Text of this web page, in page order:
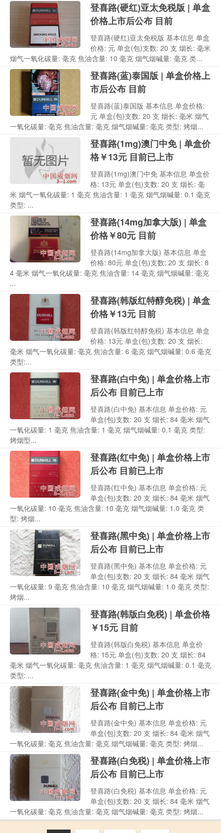
登喜路(硬红)亚太免税版 | 单盒
价格上市后公布 目前
登喜路(硬红)亚太免税版 基本信息 单盒
价格: 元 单盒(包)支数: 20 支 烟长: 毫米
烟气一氧化碳量: 毫克 焦油含量: 10 毫克 烟气烟碱量: 毫克 类...
登喜路(蓝)泰国版 | 单盒价格上
市后公布 目前
登喜路(蓝)泰国版 基本信息 单盒价格:
元 单盒(包)支数: 20 支 烟长: 毫米 烟气
一氧化碳量: 毫克 焦油含量: 毫克 烟气烟碱量: 毫克 类型: 烤烟...
登喜路(1mg)澳门中免 | 单盒价
格￥13元 目前已上市
登喜路(1mg)澳门中免 基本信息 单盒价
格: 13元 单盒(包)支数: 20 支 烟长: 毫
米 烟气一氧化碳量: 1 毫克 焦油含量: 1 毫克 烟气烟碱量: 0.1 毫克
类型: ...
登喜路(14mg加拿大版) | 单盒
价格￥80元 目前
登喜路(14mg加拿大版) 基本信息 单盒
价格: 80元 单盒(包)支数: 20 支 烟长: 8
4 毫米 烟气一氧化碳量: 毫克 焦油含量: 14 毫克 烟气烟碱量: 毫克
...
登喜路(韩版红特醇免税) | 单盒
价格￥13元 目前
登喜路(韩版红特醇免税) 基本信息 单盒
价格: 13元 单盒(包)支数: 20 支 烟长:
毫米 烟气一氧化碳量: 毫克 焦油含量: 6 毫克 烟气烟碱量: 0.6 毫克
类型:...
登喜路(白中免) | 单盒价格上市
后公布 目前已上市
登喜路(白中免) 基本信息 单盒价格: 元
单盒(包)支数: 20 支 烟长: 84 毫米 烟气
一氧化碳量: 1 毫克 焦油含量: 1 毫克 烟气烟碱量: 0.1 毫克 类型:
烤烟型...
登喜路(红中免) | 单盒价格上市
后公布 目前已上市
登喜路(红中免) 基本信息 单盒价格: 元
单盒(包)支数: 20 支 烟长: 84 毫米 烟气
一氧化碳量: 10 毫克 焦油含量: 10 毫克 烟气烟碱量: 1.0 毫克 类
型: 烤烟...
登喜路(黑中免) | 单盒价格上市
后公布 目前已上市
登喜路(黑中免) 基本信息 单盒价格: 元
单盒(包)支数: 20 支 烟长: 84 毫米 烟气
一氧化碳量: 9 毫克 焦油含量: 10 毫克 烟气烟碱量: 1.0 毫克 类型:
烤烟...
登喜路(韩版白免税) | 单盒价格
￥15元 目前
登喜路(韩版白免税) 基本信息 单盒价
格: 15元 单盒(包)支数: 20 支 烟长: 84
毫米 烟气一氧化碳量: 毫克 焦油含量: 1 毫克 烟气烟碱量: 0.1 毫克
类型: ...
登喜路(金中免) | 单盒价格上市
后公布 目前已上市
登喜路(金中免) 基本信息 单盒价格: 元
单盒(包)支数: 20 支 烟长: 84 毫米 烟气
一氧化碳量: 毫克 焦油含量: 毫克 烟气烟碱量: 毫克 类型: 烤烟...
登喜路(白免税) | 单盒价格上市
后公布 目前已上市
登喜路(白免税) 基本信息 单盒价格: 元
单盒(包)支数: 20 支 烟长: 84 毫米 烟气
一氧化碳量: 毫克 焦油含量: 毫克 烟气烟碱量: 毫克 类型: 烤烟...